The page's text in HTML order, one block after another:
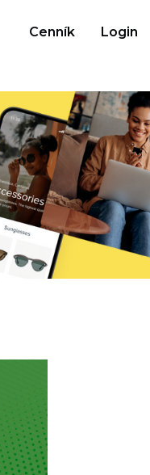
Cenník Login